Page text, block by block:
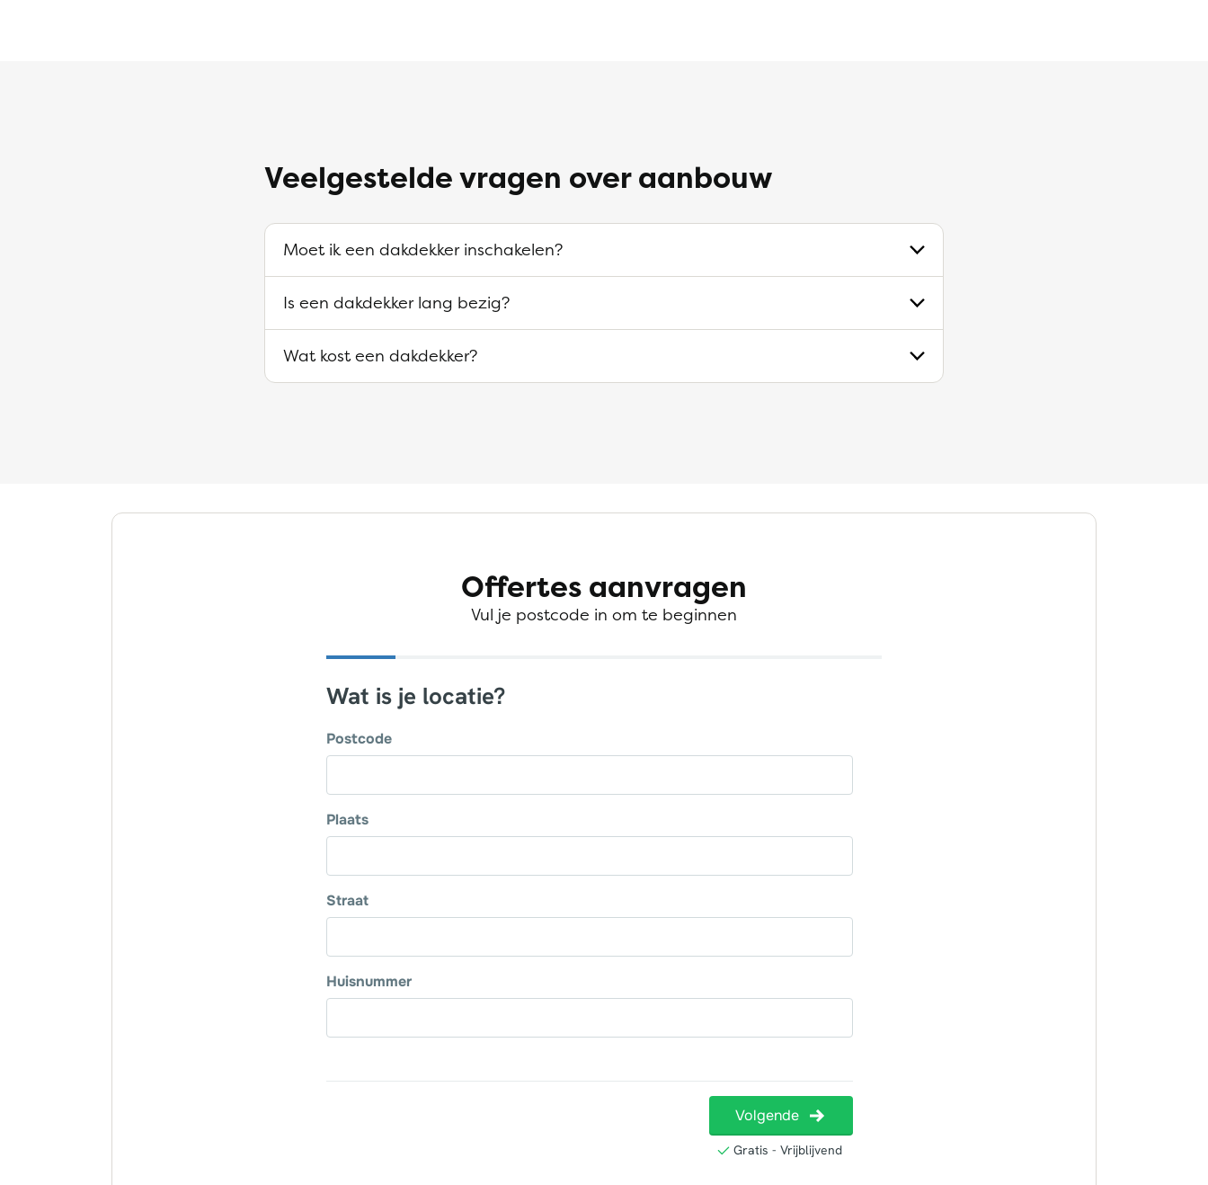
Veelgestelde vragen over aanbouw
Moet ik een dakdekker inschakelen?
Is een dakdekker lang bezig?
Wat kost een dakdekker?
Offertes aanvragen
Vul je postcode in om te beginnen